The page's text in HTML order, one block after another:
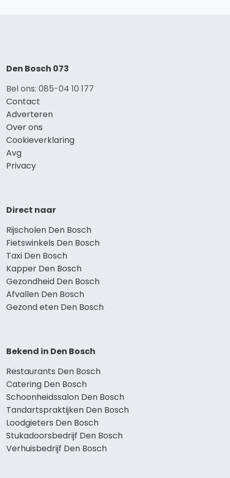
Den Bosch 073
Bel ons: 085-04 10 177
Contact
Adverteren
Over ons
Cookieverklaring
Avg
Privacy
Direct naar
Rijscholen Den Bosch
Fietswinkels Den Bosch
Taxi Den Bosch
Kapper Den Bosch
Gezondheid Den Bosch
Afvallen Den Bosch
Gezond eten Den Bosch
Bekend in Den Bosch
Restaurants Den Bosch
Catering Den Bosch
Schoonheidssalon Den Bosch
Tandartspraktijken Den Bosch
Loodgieters Den Bosch
Stukadoorsbedrijf Den Bosch
Verhuisbedrijf Den Bosch